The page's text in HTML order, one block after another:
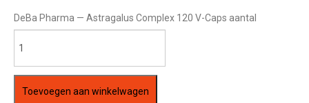
DeBa Pharma — Astragalus Complex 120 V-Caps aantal
Toevoegen aan winkelwagen